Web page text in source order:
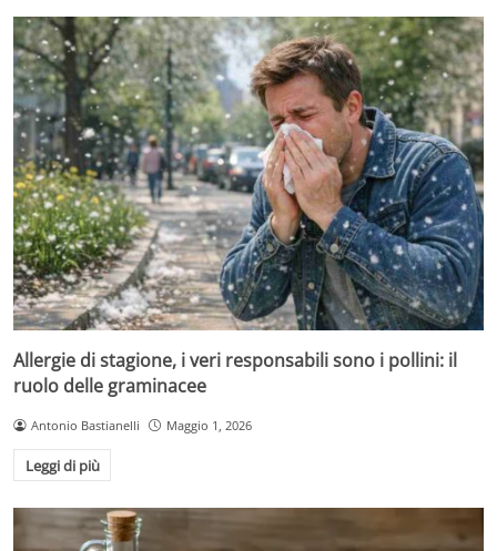
Allergie di stagione, i veri responsabili sono i pollini: il
ruolo delle graminacee
Antonio Bastianelli Maggio 1, 2026
Leggi di più